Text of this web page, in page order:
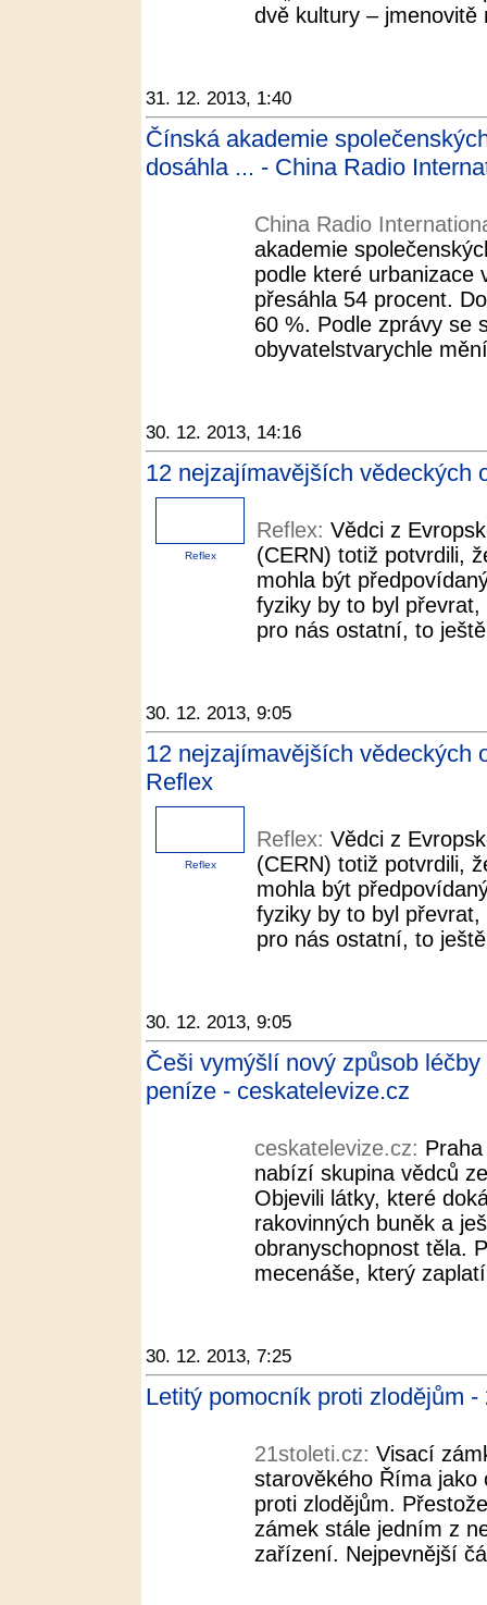
dvě kultury – jmenovitě
31. 12. 2013, 1:40
Čínská akademie
dosáhla ... - China Radio
China Radio
akademie
podle které urbanizace
přesáhla 54 procent.
60 %. Podle zprávy se
obyvatelstvarychle
30. 12. 2013, 14:16
12 nejzajímavějších vědeckých
Reflex
Reflex: Vědci z
(CERN) totiž potvrdili,
mohla být
fyziky by to byl
pro nás ostatní, to
30. 12. 2013, 9:05
12 nejzajímavějších vědeckých
Reflex
Reflex
Reflex: Vědci z
(CERN) totiž potvrdili,
mohla být
fyziky by to byl
pro nás ostatní, to
30. 12. 2013, 9:05
Češi vymýšlí nový způsob
peníze - ceskatelevize.cz
ceskatelevize.cz:
nabízí skupina vědců
Objevili látky, které
rakovinných buněk a
obranyschopnost těla.
mecenáše, který
30. 12. 2013, 7:25
Letitý pomocník proti zlodějům -
21stoleti.cz: Visací
starověkého Říma jako
proti zlodějům.
zámek stále jedním z
zařízení. Nejpevnější